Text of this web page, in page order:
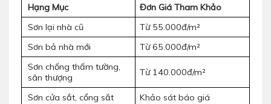
Hạng Mục
Đơn Giá Tham Khảo
Sơn lại nhà cũ
Từ 55.000đ/m²
Sơn bả nhà mới
Từ 65.000đ/m²
Sơn chống thấm tường,
sân thượng
Từ 140.000đ/m²
Sơn cửa sắt, cổng sắt
Khảo sát báo giá